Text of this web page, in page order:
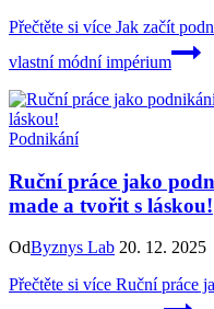
Přečtěte si více Jak začít
vlastní módní impérium
Podnikání
Ruční práce jako
made a tvořit s láskou!
OdByznys Lab 20. 12. 2025
Přečtěte si více Ruční práce